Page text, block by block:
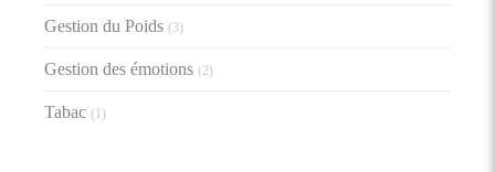
Gestion du Poids (3)
Gestion des émotions (2)
Tabac (1)